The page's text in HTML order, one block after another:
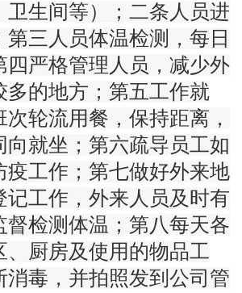
卫生间等）；二条人员进
第三人员体温检测，每日
四严格管理人员，减少外
多的地方；第五工作就
轮流用餐，保持距离，
向就坐；第六疏导员工如
疫工作；第七做好外来地
记工作，外来人员及时有
督检测体温；第八每天各
、厨房及使用的物品工
消毒，并拍照发到公司管